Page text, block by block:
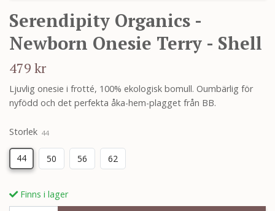
Serendipity Organics -
Newborn Onesie Terry - Shell
479 kr
Ljuvlig onesie i frotté, 100% ekologisk bomull. Oumbärlig för
nyfödd och det perfekta åka-hem-plagget från BB.
Storlek 44
44 50 56 62
Finns i lager